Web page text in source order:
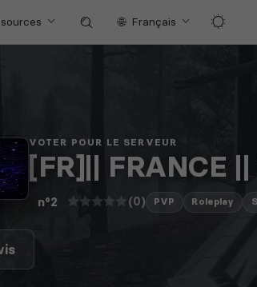
Français
VOTER POUR LE SERVEUR
[FR]|| FRANCE
n°2 (0) PVP Roleplay